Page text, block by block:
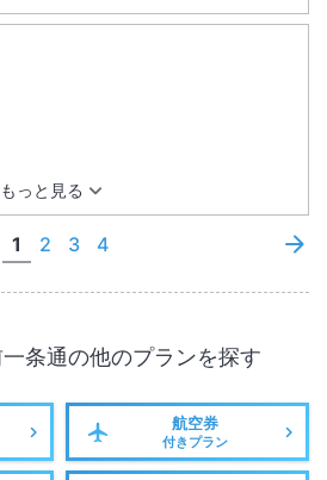
もっと見る
1 2 3 4
条通の他のプランを探す
航空券
付きプラン